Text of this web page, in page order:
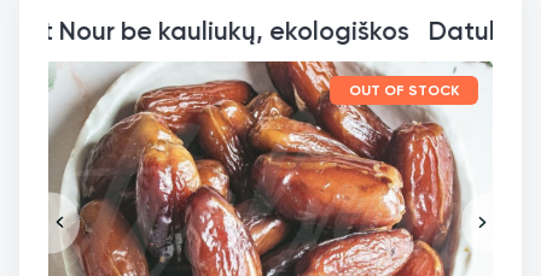
Datulės Deglet Nour be
OUT OF STOCK